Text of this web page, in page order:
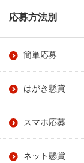
応募方法別
簡単応募
はがき懸賞
スマホ応募
ネット懸賞